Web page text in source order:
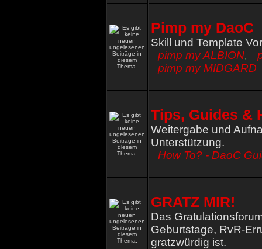
Pimp my DaoC
Skill und Template
pimp my ALBION,
pimp my MIDGARD
Tips, Guides &
Weitergabe und
Unterstützung.
How To? - DaoC
GRATZ MIR!
Das
Geburtstage, RvR-
gratzwürdig ist.